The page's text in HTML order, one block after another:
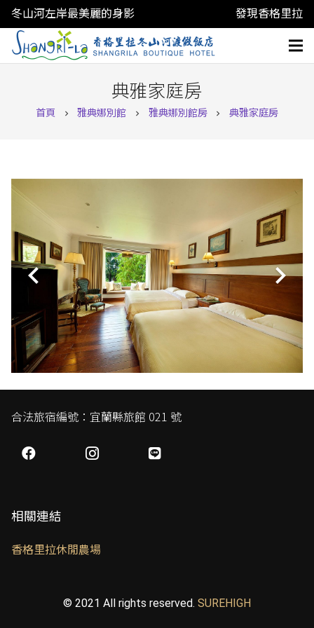
冬山河左岸最美麗的身影 發現香格里拉
典雅家庭房
首頁 chevron_right 雅典娜別館 chevron_right 雅典娜別館房 chevron_right 典雅家庭房
合法旅宿編號：宜蘭縣旅館 021 號
相關連結
香格里拉休閒農場
© 2021 All rights reserved. SUREHIGH